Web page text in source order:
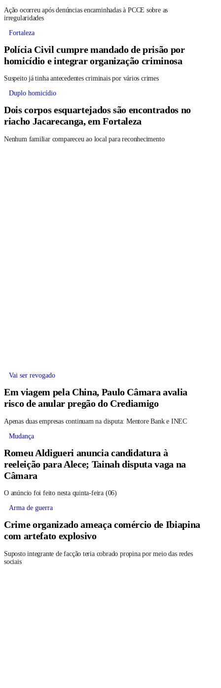
Ação ocorreu após denúncias encaminhadas à PCCE sobre as
irregularidades
Fortaleza
Polícia Civil cumpre mandado de prisão por
homicídio e integrar organização criminosa
Suspeito já tinha antecedentes criminais por vários crimes
Duplo homicídio
Dois corpos esquartejados são encontrados no
riacho Jacarecanga, em Fortaleza
Nenhum familiar compareceu ao local para reconhecimento
Vai ser revogado
Em viagem pela China, Paulo Câmara avalia
risco de anular pregão do Crediamigo
Apenas duas empresas continuam na disputa: Mentore Bank e INEC
Mudança
Romeu Aldigueri anuncia candidatura à
reeleição para Alece; Tainah disputa vaga na
Câmara
O anúncio foi feito nesta quinta-feira (06)
Arma de guerra
Crime organizado ameaça comércio de Ibiapina
com artefato explosivo
Suposto integrante de facção teria cobrado propina por meio das redes
sociais